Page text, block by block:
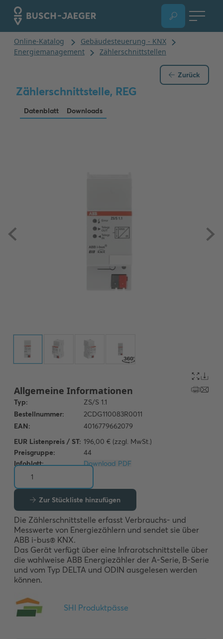
Zurück
Zählerschnittstelle, REG
Datenblatt Downloads
EUR Listenpreis / ST: 196,00 € (zzgl. MwSt.)
Preisgruppe:
44
Infoblatt:
Download PDF
Zur Stückliste hinzufügen
Die Zählerschnittstelle erfasst Verbrauchs- und
Messwerte von Energiezählern und sendet sie über
ABB i-bus® KNX.
Das Gerät verfügt über eine Infrarotschnittstelle über
die wahlweise ABB Energiezähler der A-Serie, B-Serie
und vom Typ DELTA und ODIN ausgelesen werden
können.